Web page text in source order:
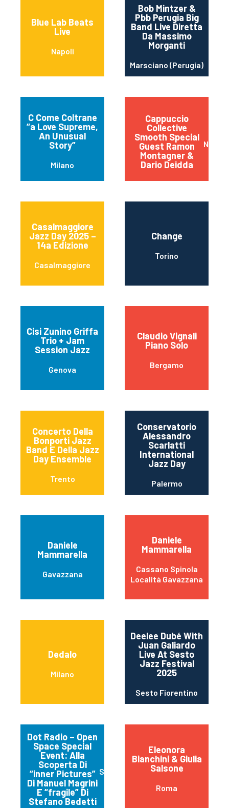
Blue Lab Beats
Live
Napoli
Bob Mintzer &
Pbb Perugia Big
Band Live Diretta
Da Massimo
Morganti
Marsciano (Perugia)
C Come Coltrane
“a Love Supreme,
An Unusual
Story”
Milano
Cappuccio
Collective
Smooth Special
Guest Ramon
Montagner &
Dario Deidda
Napoli
Casalmaggiore
Jazz Day 2025 –
14a Edizione
Casalmaggiore
Change
Torino
Cisi Zunino Griffa
Trio + Jam
Session Jazz
Genova
Claudio Vignali
Piano Solo
Bergamo
Concerto Della
Bonporti Jazz
Band E Della Jazz
Day Ensemble
Trento
Conservatorio
Alessandro
Scarlatti
International
Jazz Day
Palermo
Daniele
Mammarella
Gavazzana
Daniele
Mammarella
Cassano Spinola
Località Gavazzana
Dedalo
Milano
Deelee Dubé With
Juan Galiardo
Live At Sesto
Jazz Festival
2025
Sesto Fiorentino
Dot Radio – Open
Space Special
Event: Alla
Scoperta Di
“inner Pictures”
Di Manuel Magrini
E “fragile” Di
Stefano Bedetti
Spello
Eleonora
Bianchini & Giulia
Salsone
Roma